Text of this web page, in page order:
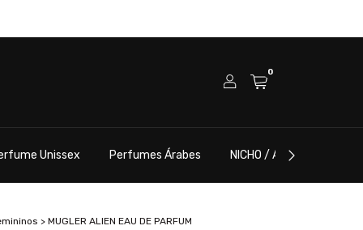
0
Unissex Perfumes Árabes NICHO / ALTA
> MUGLER ALIEN EAU DE PARFUM